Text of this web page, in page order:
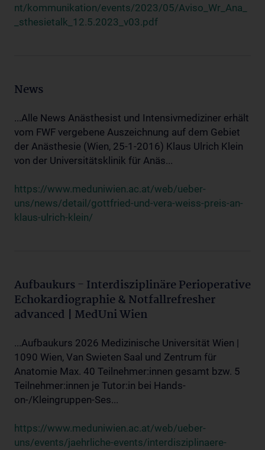
nt/kommunikation/events/2023/05/Aviso_Wr_Ana_
_sthesietalk_12.5.2023_v03.pdf
News
...Alle News Anästhesist und Intensivmediziner erhält
vom FWF vergebene Auszeichnung auf dem Gebiet
der Anästhesie (Wien, 25-1-2016) Klaus Ulrich Klein
von der Universitätsklinik für Anäs...
https://www.meduniwien.ac.at/web/ueber-
uns/news/detail/gottfried-und-vera-weiss-preis-an-
klaus-ulrich-klein/
Aufbaukurs - Interdisziplinäre Perioperative
Echokardiographie & Notfallrefresher
advanced | MedUni Wien
...Aufbaukurs 2026 Medizinische Universität Wien |
1090 Wien, Van Swieten Saal und Zentrum für
Anatomie Max. 40 Teilnehmer:innen gesamt bzw. 5
Teilnehmer:innen je Tutor:in bei Hands-
on-/Kleingruppen-Ses...
https://www.meduniwien.ac.at/web/ueber-
uns/events/jaehrliche-events/interdisziplinaere-